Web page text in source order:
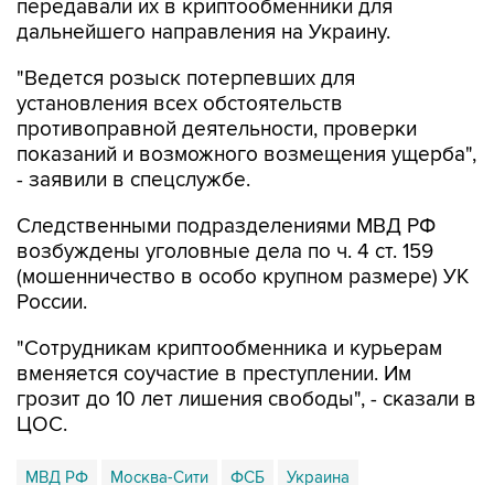
"Ведется розыск потерпевших для
противоправной деятельности, проверки
показаний и возможного возмещения ущерба",
- заявили в спецслужбе.
Следственными подразделениями МВД РФ
(мошенничество в особо крупном размере) УК
России.
"Сотрудникам криптообменника и курьерам
грозит до 10 лет лишения свободы", - сказали в
ЦОС.
МВД РФ